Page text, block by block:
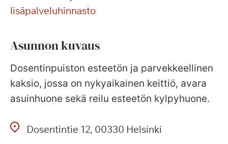
lisäpalveluhinnasto
Asunnon kuvaus
Dosentinpuiston esteetön ja parvekkeellinen
kaksio, jossa on nykyaikainen keittiö, avara
asuinhuone sekä reilu esteetön kylpyhuone.
Dosentintie 12 00330 Helsinki